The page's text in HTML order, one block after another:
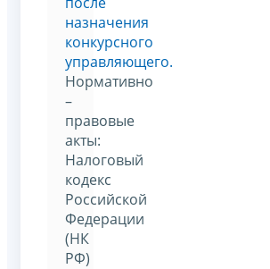
назначения
конкурсного
управляющего.
Нормативно
–
правовые
акты:
Налоговый
кодекс
Российской
Федерации
(НК
РФ)